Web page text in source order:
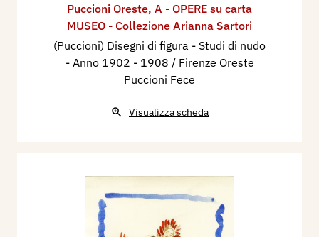
Puccioni Oreste, A - OPERE su carta
MUSEO - Collezione Arianna Sartori
(Puccioni) Disegni di figura - Studi di nudo
- Anno 1902 - 1908 / Firenze Oreste
Puccioni Fece
Visualizza scheda